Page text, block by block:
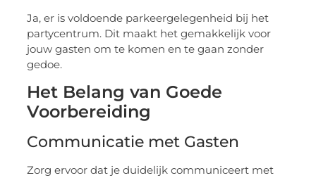
Ja, er is voldoende parkeergelegenheid bij het
partycentrum. Dit maakt het gemakkelijk voor
jouw gasten om te komen en te gaan zonder
gedoe.
Het Belang van Goede
Voorbereiding
Communicatie met Gasten
Zorg ervoor dat je duidelijk communiceert met